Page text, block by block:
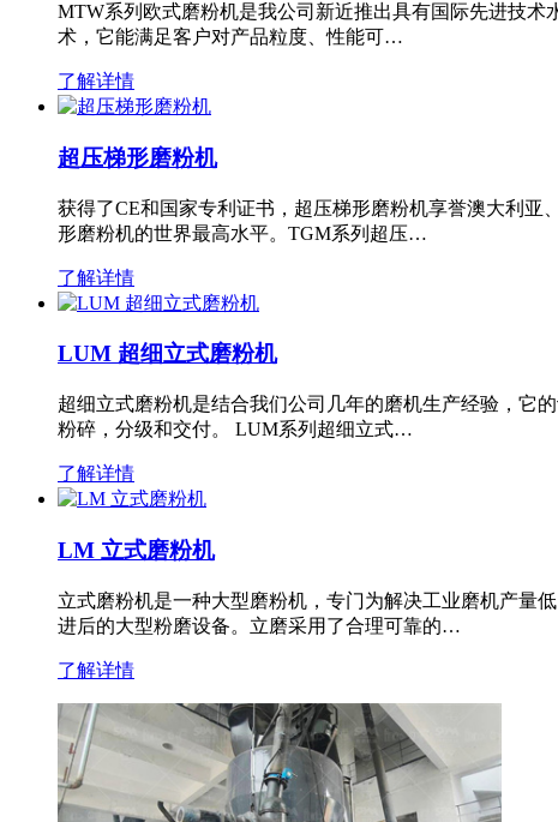
MTW系列欧式磨粉机是我公司新近推出具有国际先进技
术，它能满足客户对产品粒度、性能可…
了解详情
超压梯形磨粉机
获得了CE和国家专利证书，超压梯形磨粉机享誉澳大利
形磨粉机的世界最高水平。TGM系列超压…
了解详情
LUM 超细立式磨粉机
超细立式磨粉机是结合我们公司几年的磨机生产经验，它
粉碎，分级和交付。 LUM系列超细立式…
了解详情
LM 立式磨粉机
立式磨粉机是一种大型磨粉机，专门为解决工业磨机产量
进后的大型粉磨设备。立磨采用了合理可靠的…
了解详情